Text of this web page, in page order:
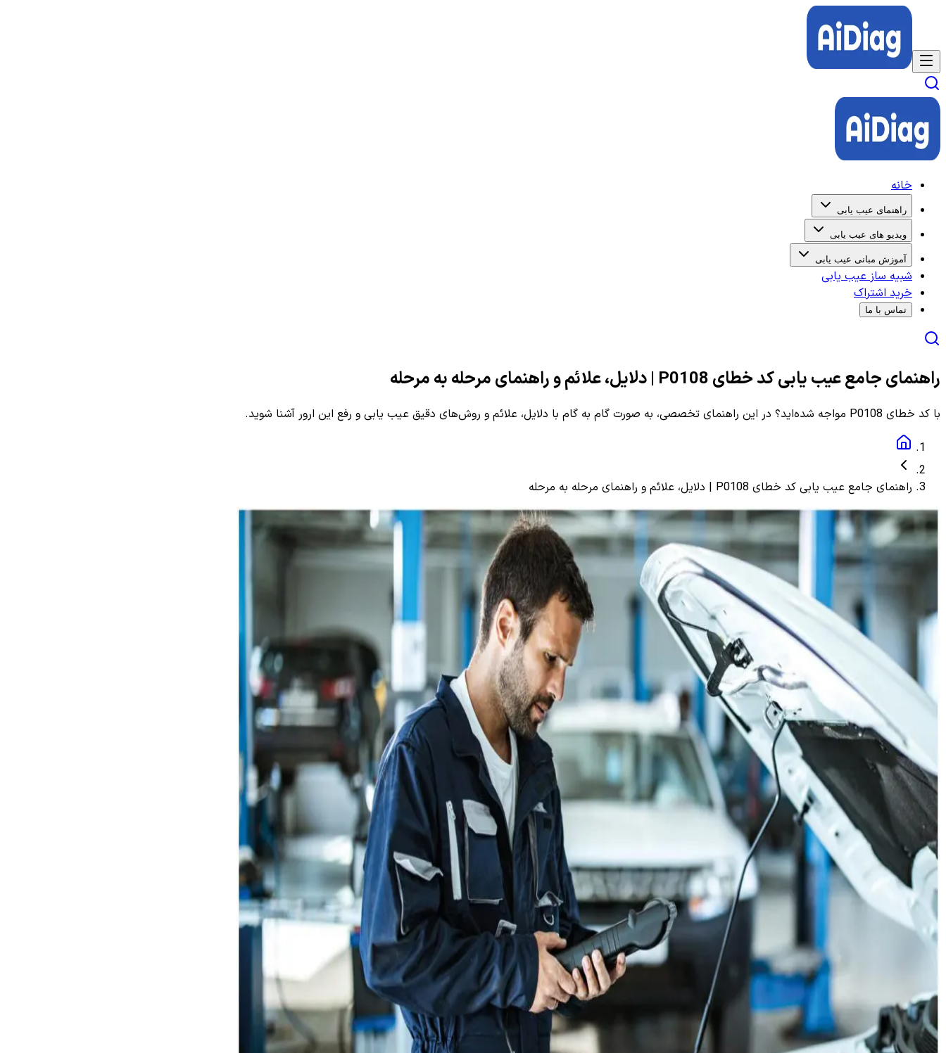
خانه
راهنمای عیب یابی
ویدیو های عیب یابی
آموزش مبانی عیب یابی
شبیه ساز عیب یابی
خرید اشتراک
تماس با ما
راهنمای جامع عیب یابی کد خطای P0108 | دلایل، علائم و راهنمای مرحله به مرحله
با کد خطای P0108 مواجه شده‌اید؟ در این راهنمای تخصصی، به صورت گام به گام با دلایل، علائم و روش‌های دقیق عیب یابی و رفع این ارور آشنا شوید.
راهنمای جامع عیب یابی کد خطای P0108 | دلایل، علائم و راهنمای مرحله به مرحله